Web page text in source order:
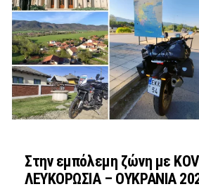
Στην εμπόλεμη ζώνη με
ΛΕΥΚΟΡΩΣΙΑ – ΟΥΚΡΑΝΙΑ